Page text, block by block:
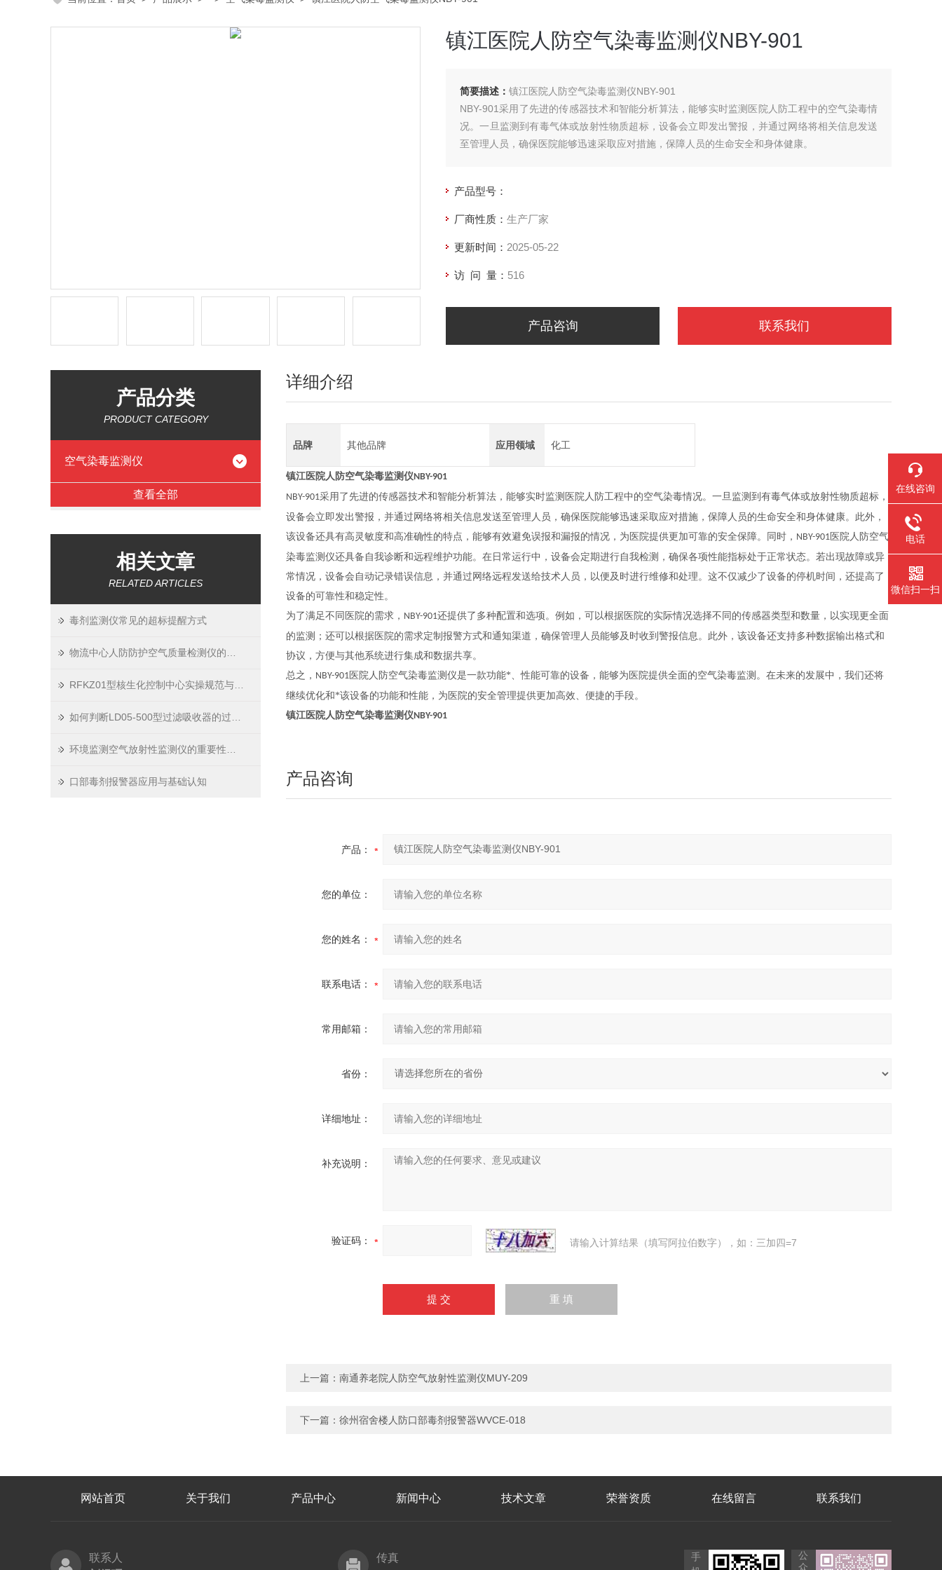
镇江医院人防空气染毒监测仪NBY-901
简要描述： 镇江医院人防空气染毒监测仪NBY-901
NBY-901采用了先进的传感器技术和智能分析算法，能够实时监测医院人防工程中的空气染毒情
况。一旦监测到有毒气体或放射性物质超标，设备会立即发出警报，并通过网络将相关信息发送
至管理人员，确保医院能够迅速采取应对措施，保障人员的生命安全和身体健康。
产品型号：
厂商性质： 生产厂家
更新时间： 2025-05-22
访 问 量： 516
产品咨询 联系我们
产品分类
PRODUCT CATEGORY
空气染毒监测仪
查看全部
相关文章
RELATED ARTICLES
毒剂监测仪常见的超标提醒方式
口部毒剂报警器应用与基础认知
详细介绍
品牌 其他品牌 应用领域 化工
镇江医院人防空气染毒监测仪NBY-901
NBY-901采用了先进的传感器技术和智能分析算法，能够实时监测医院人防工程中的空气染毒情况。一旦监测到有毒气体或放射性物质超标，
设备会立即发出警报，并通过网络将相关信息发送至管理人员，确保医院能够迅速采取应对措施，保障人员的生命安全和身体健康。此外，
该设备还具有高灵敏度和高准确性的特点，能够有效避免误报和漏报的情况，为医院提供更加可靠的安全保障。同时， NBY-901 医院人防空气
染毒监测仪还具备自我诊断和远程维护功能。在日常运行中，设备会定期进行自我检测，确保各项性能指标处于正常状态。若出现故障或异
常情况，设备会自动记录错误信息，并通过网络远程发送给技术人员，以便及时进行维修和处理。这不仅减少了设备的停机时间，还提高了
设备的可靠性和稳定性。
为了满足不同医院的需求， NBY-901还提供了多种配置和选项。例如，可以根据医院的实际情况选择不同的传感器类型和数量，以实现更全面
的监测；还可以根据医院的需求定制报警方式和通知渠道，确保管理人员能够及时收到警报信息。此外，该设备还支持多种数据输出格式和
协议，方便与其他系统进行集成和数据共享。
总之， NBY-901 医院人防空气染毒监测仪是一款功能*、性能可靠的设备，能够为医院提供全面的空气染毒监测。在未来的发展中，我们还将
继续优化和*该设备的功能和性能，为医院的安全管理提供更加高效、便捷的手段。
镇江医院人防空气染毒监测仪NBY-901
产品咨询
产品：
您的单位：
您的姓名：
联系电话：
常用邮箱：
省份：
详细地址：
补充说明：
验证码： 请输入计算结果（填写阿拉伯数字），如：三加四=7
上一篇： 南通养老院人防空气放射性监测仪MUY-209
下一篇： 徐州宿舍楼人防口部毒剂报警器WVCE-018
网站首页 关于我们 产品中心 新闻中心 技术文章 荣誉资质 在线留言 联系我们
联系人
传真
手
公
众
在线咨询
电话
微信扫一扫